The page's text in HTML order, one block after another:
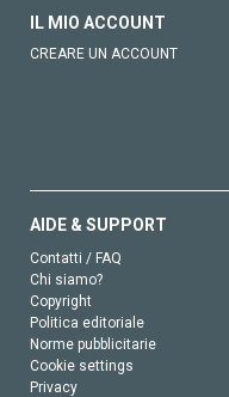
IL MIO ACCOUNT
CREARE UN ACCOUNT
AIDE & SUPPORT
Contatti / FAQ
Chi siamo?
Copyright
Politica editoriale
Norme pubblicitarie
Cookie settings
Privacy